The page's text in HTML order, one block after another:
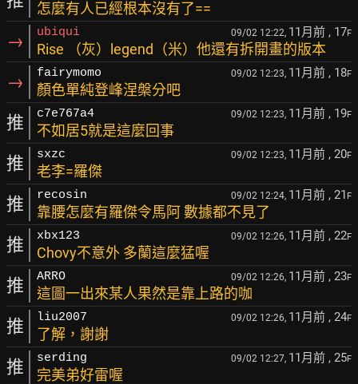
怎麼有人已經根本沒有了==
→ ubiqui 09/02 12:22, 11月前 , 17F
Rise （灰）legend（米）他還有拆開畫的版本
→ fairymomo 09/02 12:23, 11月前 , 18F
顏色單純登峰涅槃分吧
推 c7e767a4 09/02 12:23, 11月前 , 19F
不如居5就是這麼回事
推 sxzc 09/02 12:23, 11月前 , 20F
老李=羅傑
推 recosin 09/02 12:24, 11月前 , 21 F
靠腰怎麼有羅傑令馬阿 數據都不見了
推 xbx123 09/02 12:26, 11月前 , 22F
Chovy不意外 多蘭這麼猛喔
推 ARRO 09/02 12:26, 11月前 , 23F
這圖一出來某人果然是靠上路的咖
推 liu2007 09/02 12:26, 11月前 , 24F
了解，謝謝
推 serding 09/02 12:27, 11月前 , 25F
完美弟好雷喔